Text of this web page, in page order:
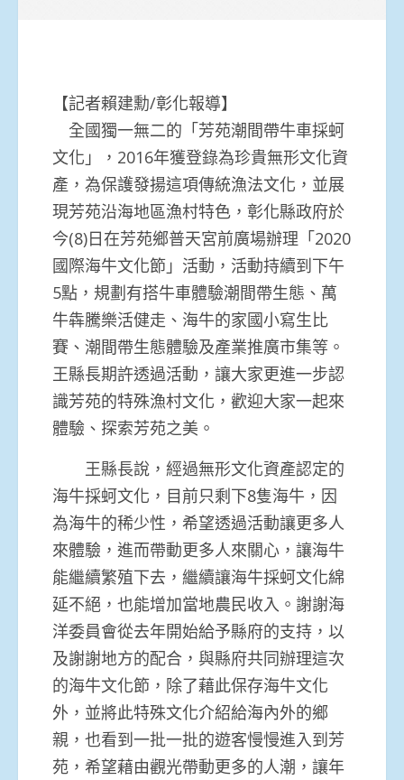
【記者賴建勳/彰化報導】
全國獨一無二的「芳苑潮間帶牛車採蚵
文化」，2016年獲登錄為珍貴無形文化資
產，為保護發揚這項傳統漁法文化，並展
現芳苑沿海地區漁村特色，彰化縣政府於
今(8)日在芳苑鄉普天宮前廣場辦理「2020
國際海牛文化節」活動，活動持續到下午
5點，規劃有搭牛車體驗潮間帶生態、萬
牛犇騰樂活健走、海牛的家國小寫生比
賽、潮間帶生態體驗及產業推廣市集等。
王縣長期許透過活動，讓大家更進一步認
識芳苑的特殊漁村文化，歡迎大家一起來
體驗、探索芳苑之美。
王縣長說，經過無形文化資產認定的
海牛採蚵文化，目前只剩下8隻海牛，因
為海牛的稀少性，希望透過活動讓更多人
來體驗，進而帶動更多人來關心，讓海牛
能繼續繁殖下去，繼續讓海牛採蚵文化綿
延不絕，也能增加當地農民收入。謝謝海
洋委員會從去年開始給予縣府的支持，以
及謝謝地方的配合，與縣府共同辦理這次
的海牛文化節，除了藉此保存海牛文化
外，並將此特殊文化介紹給海內外的鄉
親，也看到一批一批的遊客慢慢進入到芳
苑，希望藉由觀光帶動更多的人潮，讓年